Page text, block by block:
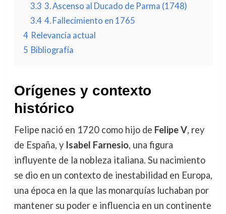
3.3 3. Ascenso al Ducado de Parma (1748)
3.4 4. Fallecimiento en 1765
4 Relevancia actual
5 Bibliografía
Orígenes y contexto
histórico
Felipe nació en 1720 como hijo de Felipe V, rey
de España, y Isabel Farnesio, una figura
influyente de la nobleza italiana. Su nacimiento
se dio en un contexto de inestabilidad en Europa,
una época en la que las monarquías luchaban por
mantener su poder e influencia en un continente